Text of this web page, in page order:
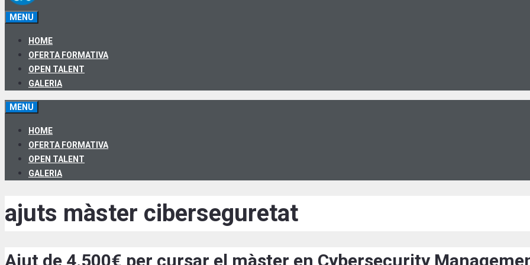
MENU
HOME
OFERTA FORMATIVA
OPEN TALENT
GALERIA
MENU
HOME
OFERTA FORMATIVA
OPEN TALENT
GALERIA
ajuts màster ciberseguretat
Ajut de 4.500€ per cursar el màster en Cybersecurity